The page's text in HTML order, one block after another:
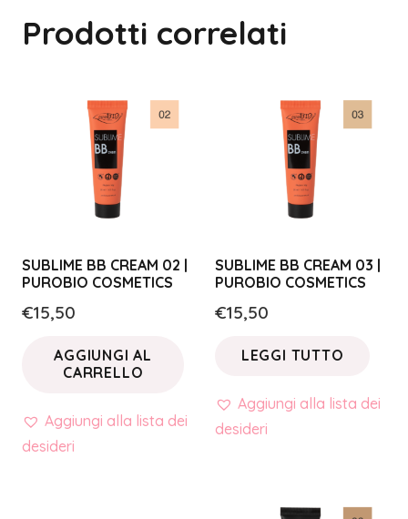
Prodotti correlati
SUBLIME BB CREAM 02 |
PUROBIO COSMETICS
€15,50
AGGIUNGI AL
CARRELLO
Aggiungi alla lista dei
desideri
SUBLIME BB CREAM 03 |
PUROBIO COSMETICS
€15,50
LEGGI TUTTO
Aggiungi alla lista dei
desideri